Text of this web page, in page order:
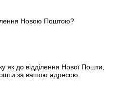
Новою Поштою?
як до відділення Нової Пошти,
за вашою адресою.